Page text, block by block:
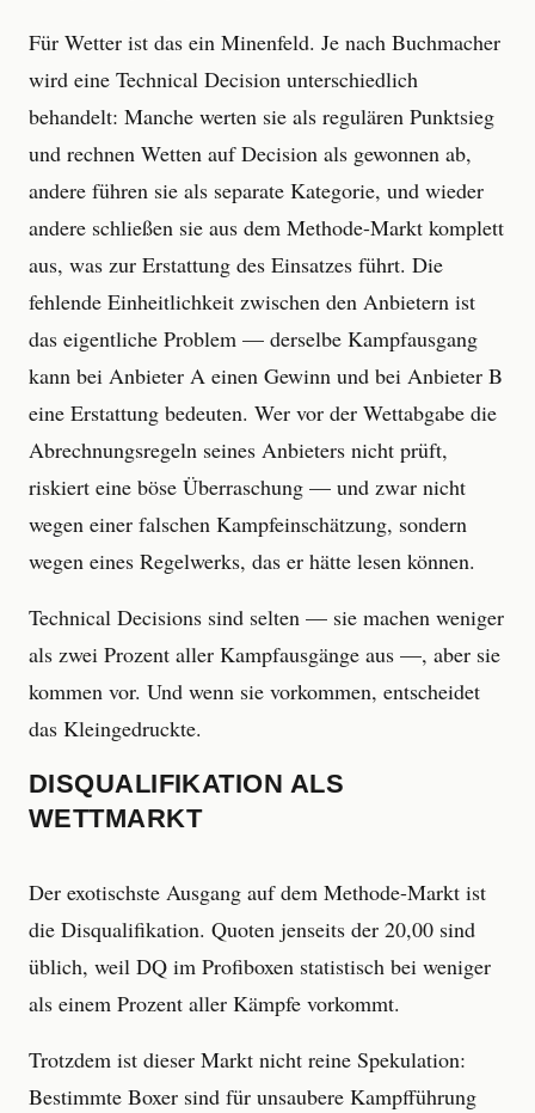
Für Wetter ist das ein Minenfeld. Je nach Buchmacher
wird eine Technical Decision unterschiedlich
behandelt: Manche werten sie als regulären Punktsieg
und rechnen Wetten auf Decision als gewonnen ab,
andere führen sie als separate Kategorie, und wieder
andere schließen sie aus dem Methode-Markt komplett
aus, was zur Erstattung des Einsatzes führt. Die
fehlende Einheitlichkeit zwischen den Anbietern ist
das eigentliche Problem — derselbe Kampfausgang
kann bei Anbieter A einen Gewinn und bei Anbieter B
eine Erstattung bedeuten. Wer vor der Wettabgabe die
Abrechnungsregeln seines Anbieters nicht prüft,
riskiert eine böse Überraschung — und zwar nicht
wegen einer falschen Kampfeinschätzung, sondern
wegen eines Regelwerks, das er hätte lesen können.
Technical Decisions sind selten — sie machen weniger
als zwei Prozent aller Kampfausgänge aus —, aber sie
kommen vor. Und wenn sie vorkommen, entscheidet
das Kleingedruckte.
DISQUALIFIKATION ALS
WETTMARKT
Der exotischste Ausgang auf dem Methode-Markt ist
die Disqualifikation. Quoten jenseits der 20,00 sind
üblich, weil DQ im Profiboxen statistisch bei weniger
als einem Prozent aller Kämpfe vorkommt.
Trotzdem ist dieser Markt nicht reine Spekulation:
Bestimmte Boxer sind für unsaubere Kampfführung